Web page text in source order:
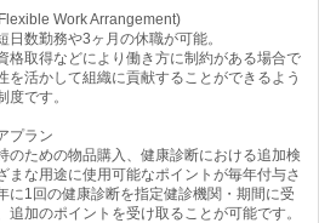
Work Arrangement)
日数勤務や3ヶ月の休職が可能。
格取得などにより働き方に制約がある場合で
を活かして組織に貢献することができるよう
度です。
プラン
のための物品購入、健康診断における追加検
まな用途に使用可能なポイントが毎年付与さ
に1回の健康診断を指定健診機関・期間に受
追加のポイントを受け取ることが可能です。